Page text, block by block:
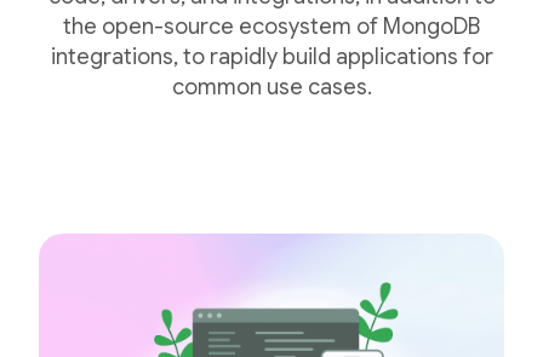
the open-source ecosystem of MongoDB
integrations, to rapidly build applications for
common use cases.